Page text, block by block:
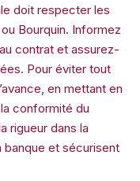
doit respecter les
Bourquin. Informez
contrat et assurez-
Pour éviter tout
en mettant en
conformité du
rigueur dans la
banque et sécurisent